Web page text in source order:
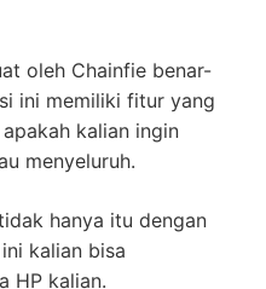
oleh Chainfie benar-
ini memiliki fitur yang
kalian ingin
menyeluruh.
hanya itu dengan
kalian bisa
HP kalian.